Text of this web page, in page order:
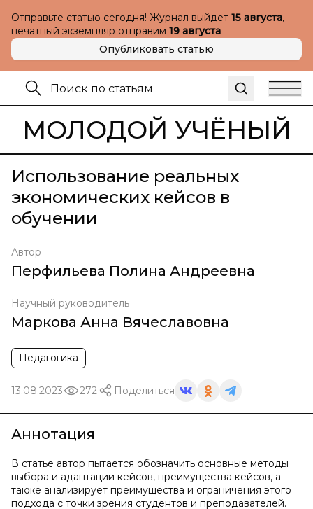
Отправьте статью сегодня! Журнал выйдет 15 августа,
печатный экземпляр отправим 19 августа
Опубликовать статью
МОЛОДОЙ УЧЁНЫЙ
Использование реальных
экономических кейсов в
обучении
Автор
Перфильева Полина Андреевна
Научный руководитель
Маркова Анна Вячеславовна
Педагогика
13.08.2023 272 Поделиться
Аннотация
В статье автор пытается обозначить основные методы
выбора и адаптации кейсов, преимущества кейсов, а
также анализирует преимущества и ограничения этого
подхода с точки зрения студентов и преподавателей.